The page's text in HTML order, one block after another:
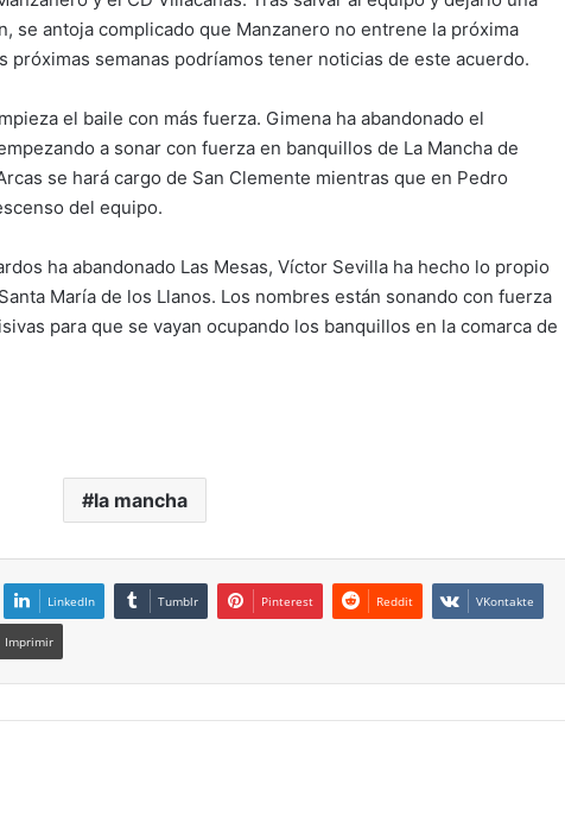
se antoja complicado que Manzanero no entrene la próxima
próximas semanas podríamos tener noticias de este acuerdo.
el baile con más fuerza. Gimena ha abandonado el
a sonar con fuerza en banquillos de La Mancha de
se hará cargo de San Clemente mientras que en Pedro
del equipo.
ha abandonado Las Mesas, Víctor Sevilla ha hecho lo propio
María de los Llanos. Los nombres están sonando con fuerza
para que se vayan ocupando los banquillos en la comarca de
la mancha
LinkedIn Tumblr Pinterest Reddit VKontakte
Imprimir